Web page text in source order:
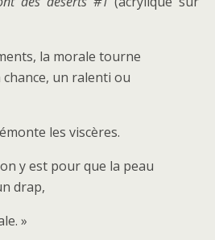
la morale tourne
chance, un ralenti ou
les viscères.
y est pour que la peau
drap,
»